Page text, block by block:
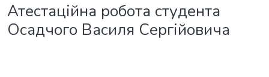
Атестаційна робота студента
Осадчого Василя Сергійовича